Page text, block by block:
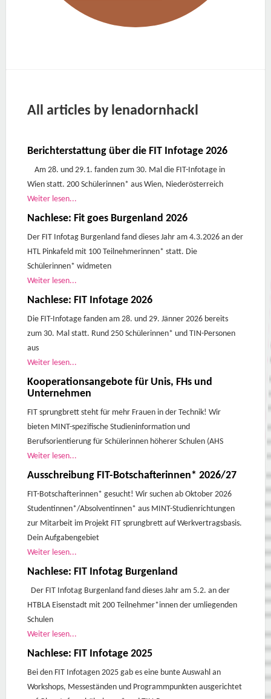
All articles by lenadornhackl
Berichterstattung über die FIT Infotage 2026
Am 28. und 29.1. fanden zum 30. Mal die FIT-Infotage in
Wien statt. 200 Schülerinnen* aus Wien, Niederösterreich
Weiter lesen...
Nachlese: Fit goes Burgenland 2026
Der FIT Infotag Burgenland fand dieses Jahr am 4.3.2026 an der
HTL Pinkafeld mit 100 Teilnehmerinnen* statt. Die
Schülerinnen* widmeten
Weiter lesen...
Nachlese: FIT Infotage 2026
Die FIT-Infotage fanden am 28. und 29. Jänner 2026 bereits
zum 30. Mal statt. Rund 250 Schülerinnen* und TIN-Personen
aus
Weiter lesen...
Kooperationsangebote für Unis, FHs und
Unternehmen
FIT sprungbrett steht für mehr Frauen in der Technik! Wir
bieten MINT-spezifische Studieninformation und
Berufsorientierung für Schülerinnen höherer Schulen (AHS
Weiter lesen...
Ausschreibung FIT-Botschafterinnen* 2026/27
FIT-Botschafterinnen* gesucht! Wir suchen ab Oktober 2026
Studentinnen*/Absolventinnen* aus MINT-Studienrichtungen
zur Mitarbeit im Projekt FIT sprungbrett auf Werkvertragsbasis.
Dein Aufgabengebiet
Weiter lesen...
Nachlese: FIT Infotag Burgenland
Der FIT Infotag Burgenland fand dieses Jahr am 5.2. an der
HTBLA Eisenstadt mit 200 Teilnehmer*innen der umliegenden
Schulen
Weiter lesen...
Nachlese: FIT Infotage 2025
Bei den FIT Infotagen 2025 gab es eine bunte Auswahl an
Workshops, Messeständen und Programmpunkten ausgerichtet